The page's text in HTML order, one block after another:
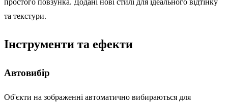
простого повзунка. Додані нові стилі для ідеального відтінку
та текстури.
Інструменти та ефекти
Автовибір
Об'єкти на зображенні автоматично вибираються для